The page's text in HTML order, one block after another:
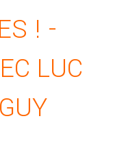
! -
LUC